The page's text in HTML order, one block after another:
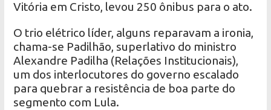
Vitória em Cristo, levou 250 ônibus para o ato.
O trio elétrico líder, alguns reparavam a ironia,
chama-se Padilhão, superlativo do ministro
Alexandre Padilha (Relações Institucionais),
um dos interlocutores do governo escalado
para quebrar a resistência de boa parte do
segmento com Lula.